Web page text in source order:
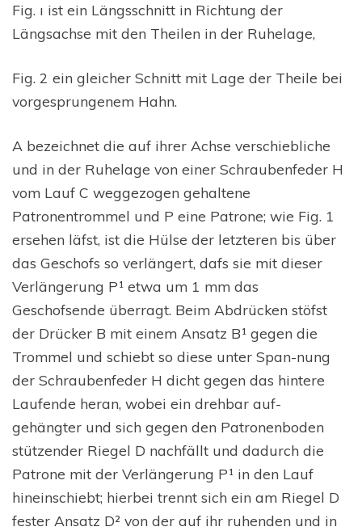
Fig. ı ist ein Längsschnitt in Richtung der
Längsachse mit den Theilen in der Ruhelage,
Fig. 2 ein gleicher Schnitt mit Lage der Theile bei
vorgesprungenem Hahn.
A bezeichnet die auf ihrer Achse verschiebliche
und in der Ruhelage von einer Schraubenfeder H
vom Lauf C weggezogen gehaltene
Patronentrommel und P eine Patrone; wie Fig. 1
ersehen läfst, ist die Hülse der letzteren bis über
das Geschofs so verlängert, dafs sie mit dieser
Verlängerung P¹ etwa um 1 mm das
Geschofsende überragt. Beim Abdrücken stöfst
der Drücker B mit einem Ansatz B¹ gegen die
Trommel und schiebt so diese unter Span-nung
der Schraubenfeder H dicht gegen das hintere
Laufende heran, wobei ein drehbar auf-
gehängter und sich gegen den Patronenboden
stützender Riegel D nachfällt und dadurch die
Patrone mit der Verlängerung P¹ in den Lauf
hineinschiebt; hierbei trennt sich ein am Riegel D
fester Ansatz D² von der auf ihr ruhenden und in